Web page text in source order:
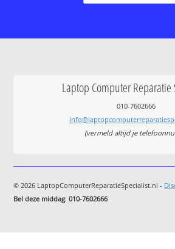
Laptop Computer Reparatie
010-7602666
(vermeld altijd je
© 2026 LaptopComputerReparatieSpecialist.nl -
Bel deze middag:010-7602666